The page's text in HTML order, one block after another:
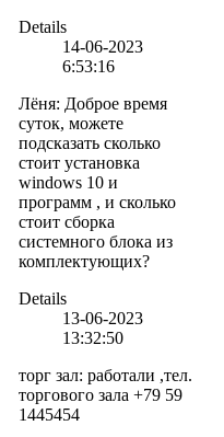
Details
14-06-2023
6:53:16
Лёня: Доброе время
суток, можете
подсказать сколько
стоит установка
windows 10 и
программ , и сколько
стоит сборка
системного блока из
комплектующих?
Details
13-06-2023
13:32:50
торг зал: работали ,тел.
торгового зала +79 59
1445454